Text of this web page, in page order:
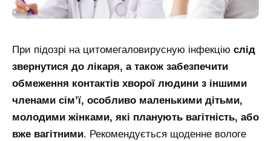
При підозрі на цитомегаловирусную інфекцію слід
звернутися до лікаря, а також забезпечити
обмеження контактів хворої людини з іншими
членами сім’ї, особливо маленькими дітьми,
молодими жінками, які планують вагітність, або
вже вагітними. Рекомендується щоденне вологе